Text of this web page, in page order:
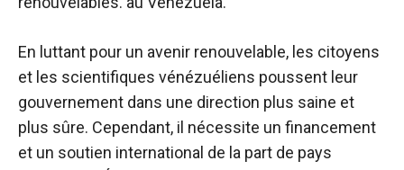
En luttant pour un avenir renouvelable, les citoyens
et les scientifiques vénézuéliens poussent leur
gouvernement dans une direction plus saine et
plus sûre. Cependant, il nécessite un financement
et un soutien international de la part de pays